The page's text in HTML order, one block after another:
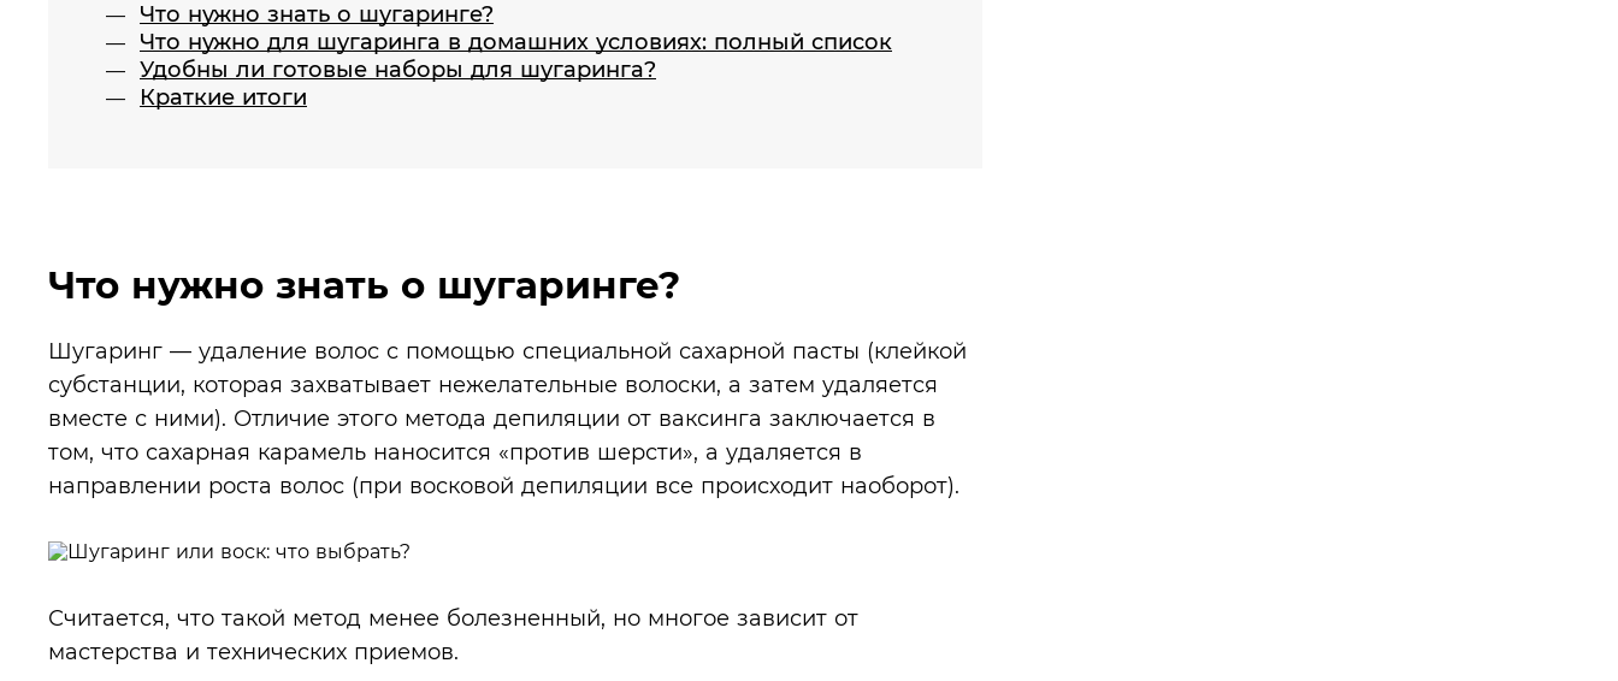
Что нужно знать о шугаринге?
Что нужно для шугаринга в домашних условиях: полный список
Удобны ли готовые наборы для шугаринга?
Краткие итоги
Что нужно знать о шугаринге?
Шугаринг — удаление волос с помощью специальной сахарной пасты (клейкой
субстанции, которая захватывает нежелательные волоски, а затем удаляется
вместе с ними). Отличие этого метода депиляции от ваксинга заключается в
том, что сахарная карамель наносится «против шерсти», а удаляется в
направлении роста волос (при восковой депиляции все происходит наоборот).
Считается, что такой метод менее болезненный, но многое зависит от
мастерства и технических приемов.